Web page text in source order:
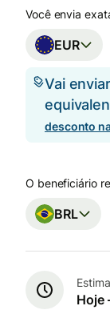
Você envia
EUR
Vai
desconto
O beneficiário
BRL
Hoje